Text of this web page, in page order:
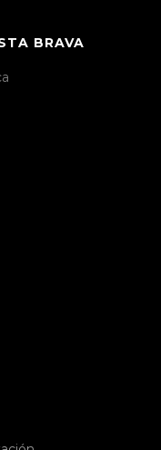
BRAVA